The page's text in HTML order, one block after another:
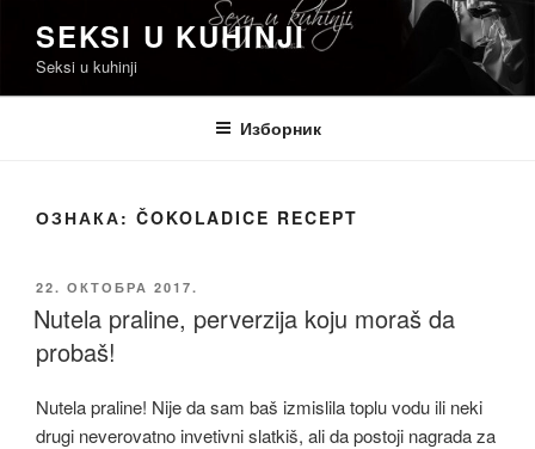
садржај
SEKSI U KUHINJI
Seksi u kuhinji
Изборник
ОЗНАКА: ČOKOLADICE RECEPT
ОБЈАВЉЕНО
22. ОКТОБРА 2017.
Nutela praline, perverzija koju moraš da
probaš!
Nutela praline! Nije da sam baš izmislila toplu vodu ili neki
drugi neverovatno invetivni slatkiš, ali da postoji nagrada za